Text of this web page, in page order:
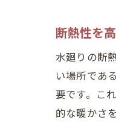
断熱性を
水廻りの断
い場所であ
要です。こ
的な暖かさ